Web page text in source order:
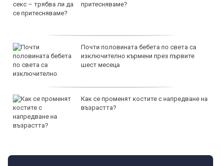
притесняваме?
Почти половината бебета по света са
изключително кърмени през първите
шест месеца
Как се променят костите с напредване на
възрастта?